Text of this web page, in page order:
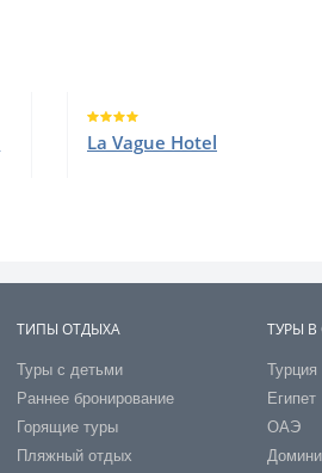
La Vague Hotel
ТИПЫ ОТДЫХА
Туры с детьми
Раннее бронирование
Горящие туры
Пляжный отдых
ТУРЫ
Турция
Египет
ОАЭ